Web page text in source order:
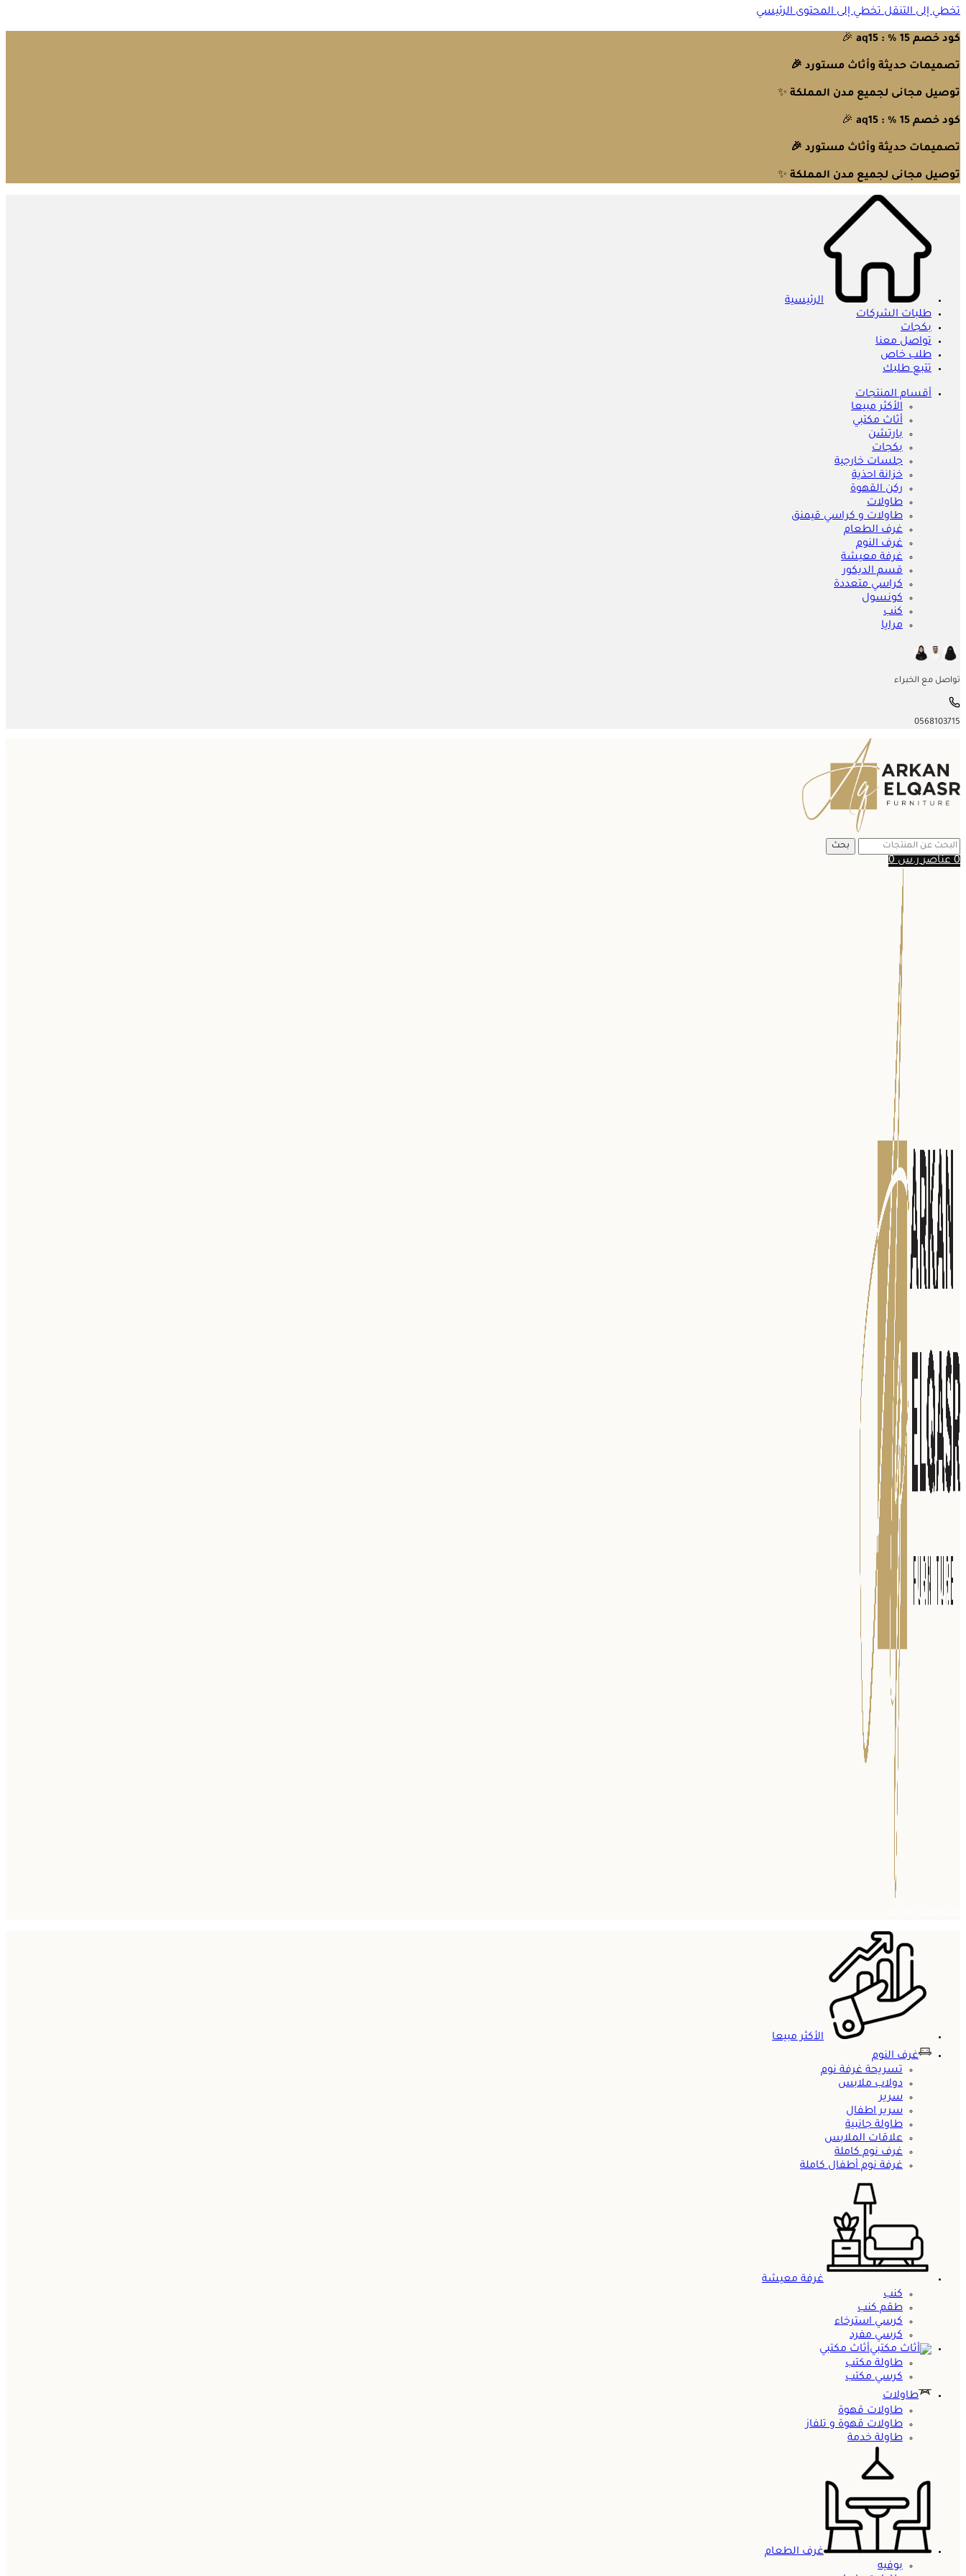
تخطي إلى التنقلتخطي إلى المحتوى الرئيسي
كود خصم 15 % : aq15 🎉
تصميمات حديثة وأثاث مستورد 🎉
توصيل مجانى لجميع مدن المملكة ✨
كود خصم 15 % : aq15 🎉
تصميمات حديثة وأثاث مستورد 🎉
توصيل مجانى لجميع مدن المملكة ✨
الرئيسية
طلبات الشركات
بكجات
تواصل معنا
طلب خاص
تتبع طلبك
أقسام المنتجات
الأكثر مبيعا
أثاث مكتبي
بارتشن
بكجات
جلسات خارجية
خزانة احذية
ركن القهوة
طاولات
طاولات و كراسي قيمنق
غرف الطعام
غرف النوم
غرفة معيشة
قسم الديكور
كراسي متعددة
كونسول
كنب
مرايا
تواصل مع الخبراء
0568103715
بحث
0 عناصر ر.س0
الأكثر مبيعا
غرف النوم
تسريحة غرفة نوم
دولاب ملابس
سرير
سرير اطفال
طاولة جانبية
علاقات الملابس
غرف نوم كاملة
غرفة نوم أطفال كاملة
غرفة معيشة
كنب
طقم كنب
كرسي استرخاء
كرسي مفرد
أثاث مكتبي
طاولة مكتب
كرسي مكتب
طاولات
طاولات قهوة
طاولات قهوة و تلفاز
طاولة خدمة
غرف الطعام
بوفيه